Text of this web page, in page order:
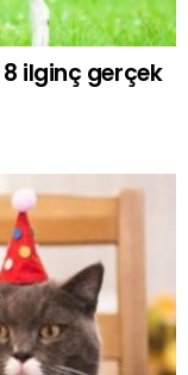
ilginç gerçek